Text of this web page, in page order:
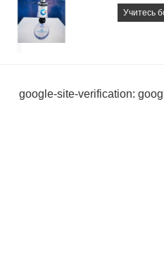
Учитесь
google-site-verification: